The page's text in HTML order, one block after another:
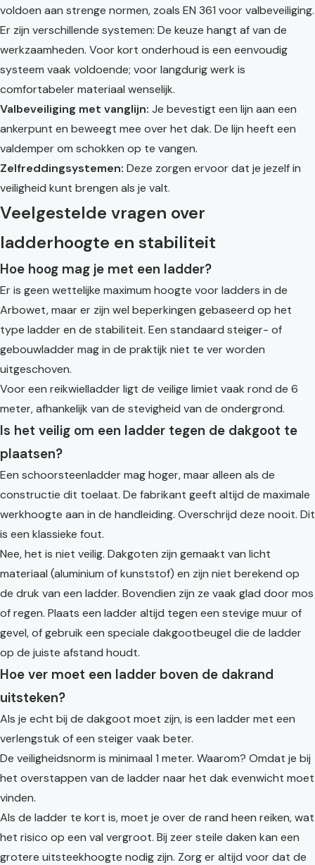
voldoen aan strenge normen, zoals EN 361 voor valbeveiliging.
Er zijn verschillende systemen: De keuze hangt af van de
werkzaamheden. Voor kort onderhoud is een eenvoudig
systeem vaak voldoende; voor langdurig werk is
comfortabeler materiaal wenselijk.
Valbeveiliging met vanglijn: Je bevestigt een lijn aan een
ankerpunt en beweegt mee over het dak. De lijn heeft een
valdemper om schokken op te vangen.
Zelfreddingsystemen: Deze zorgen ervoor dat je jezelf in
veiligheid kunt brengen als je valt.
Veelgestelde vragen over
ladderhoogte en stabiliteit
Hoe hoog mag je met een ladder?
Er is geen wettelijke maximum hoogte voor ladders in de
Arbowet, maar er zijn wel beperkingen gebaseerd op het
type ladder en de stabiliteit. Een standaard steiger- of
gebouwladder mag in de praktijk niet te ver worden
uitgeschoven.
Voor een reikwielladder ligt de veilige limiet vaak rond de 6
meter, afhankelijk van de stevigheid van de ondergrond.
Is het veilig om een ladder tegen de dakgoot te
plaatsen?
Een schoorsteenladder mag hoger, maar alleen als de
constructie dit toelaat. De fabrikant geeft altijd de maximale
werkhoogte aan in de handleiding. Overschrijd deze nooit. Dit
is een klassieke fout.
Nee, het is niet veilig. Dakgoten zijn gemaakt van licht
materiaal (aluminium of kunststof) en zijn niet berekend op
de druk van een ladder. Bovendien zijn ze vaak glad door mos
of regen. Plaats een ladder altijd tegen een stevige muur of
gevel, of gebruik een speciale dakgootbeugel die de ladder
op de juiste afstand houdt.
Hoe ver moet een ladder boven de dakrand
uitsteken?
Als je echt bij de dakgoot moet zijn, is een ladder met een
verlengstuk of een steiger vaak beter.
De veiligheidsnorm is minimaal 1 meter. Waarom? Omdat je bij
het overstappen van de ladder naar het dak evenwicht moet
vinden.
Als de ladder te kort is, moet je over de rand heen reiken, wat
het risico op een val vergroot. Bij zeer steile daken kan een
grotere uitsteekhoogte nodig zijn. Zorg er altijd voor dat de